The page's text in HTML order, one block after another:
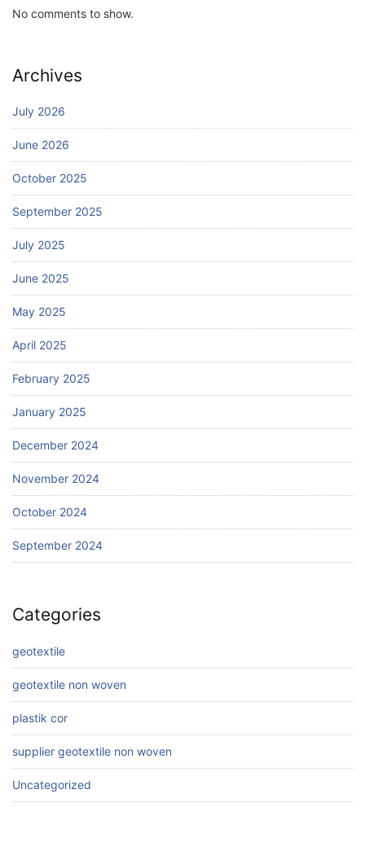
No comments to show.
Archives
July 2026
June 2026
October 2025
September 2025
July 2025
June 2025
May 2025
April 2025
February 2025
January 2025
December 2024
November 2024
October 2024
September 2024
Categories
geotextile
geotextile non woven
plastik cor
supplier geotextile non woven
Uncategorized